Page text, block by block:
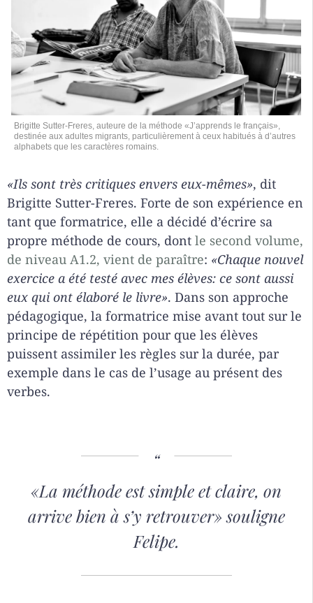
Brigitte Sutter-Freres, auteure de la méthode «J’apprends le français»,
destinée aux adultes migrants, particulièrement à ceux habitués à d’autres
alphabets que les caractères romains.
«Ils sont très critiques envers eux-mêmes», dit
Brigitte Sutter-Freres. Forte de son expérience en
tant que formatrice, elle a décidé d’écrire sa
propre méthode de cours, dont le second volume,
de niveau A1.2, vient de paraître: «Chaque nouvel
exercice a été testé avec mes élèves: ce sont aussi
eux qui ont élaboré le livre». Dans son approche
pédagogique, la formatrice mise avant tout sur le
principe de répétition pour que les élèves
puissent assimiler les règles sur la durée, par
exemple dans le cas de l’usage au présent des
verbes.
«La méthode est simple et claire, on
arrive bien à s’y retrouver»souligne
Felipe.